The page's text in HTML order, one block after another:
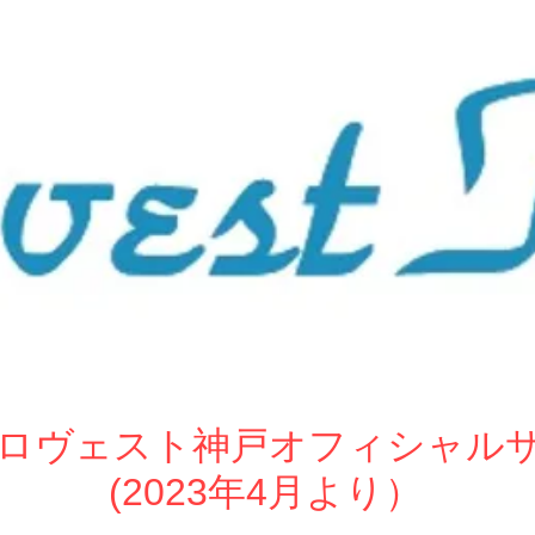
ヴェスト神戸オフィシャル
(2023年4月より）